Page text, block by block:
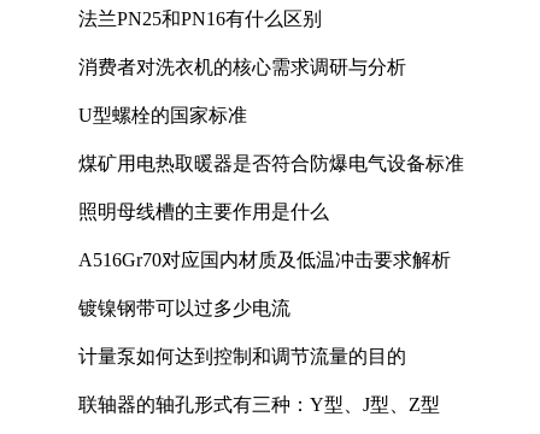
法兰PN25和PN16有什么区别
消费者对洗衣机的核心需求调研与分析
U型螺栓的国家标准
煤矿用电热取暖器是否符合防爆电气设备标准
照明母线槽的主要作用是什么
A516Gr70对应国内材质及低温冲击要求解析
镀镍钢带可以过多少电流
计量泵如何达到控制和调节流量的目的
联轴器的轴孔形式有三种：Y型、J型、Z型